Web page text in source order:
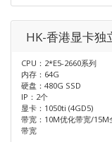
HK-香港显卡
CPU：2*E5-2660系列
内存：64G
硬盘：480G SSD
IP：2个
显卡：1050ti (4GD5)
带宽：10M优化带宽/
带宽